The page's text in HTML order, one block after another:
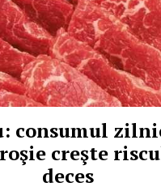
consumul
creşte
deces